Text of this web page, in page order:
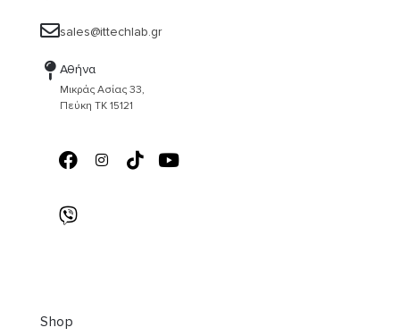
sales@ittechlab.gr
Αθήνα
Μικράς Ασίας 33,
Πεύκη ΤΚ 15121
Shop